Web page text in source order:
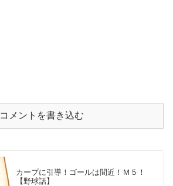
コメントを書き込む
カープに引導！ゴールは間近！Ｍ５！
【野球話】